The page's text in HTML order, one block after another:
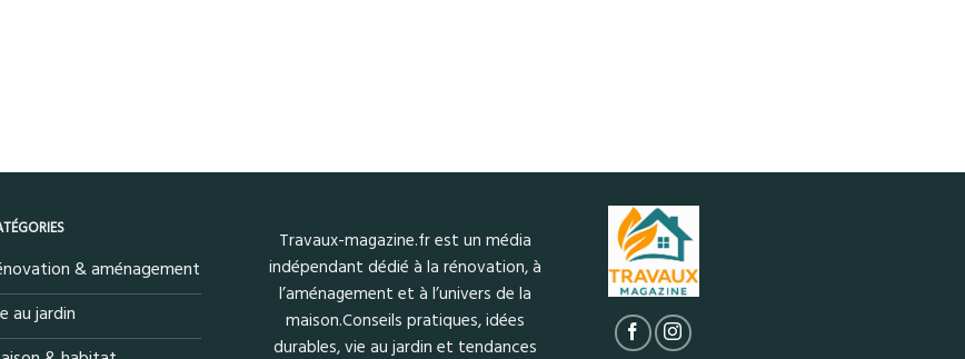
& aménagement
au jardin
Travaux-magazine.fr est un média
indépendant dédié à la rénovation, à
l’aménagement et à l’univers de la
maison.Conseils pratiques, idées
durables, vie au jardin et tendances